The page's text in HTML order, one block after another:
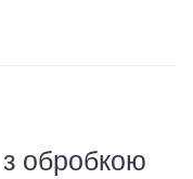
з обробкою